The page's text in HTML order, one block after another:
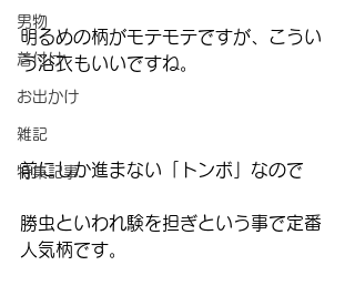
男物
着付け
お出かけ
雑記
特集記事
明るめの柄がモテモテですが、こうい
う浴衣もいいですね。
前にしか進まない「トンボ」なので
勝虫といわれ験を担ぎという事で定番
人気柄です。